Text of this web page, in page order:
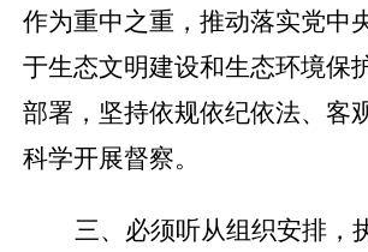
作为重中之重，推动落实党中
于生态文明建设和生态环境保
部署，坚持依规依纪依法、客
科学开展督察。
三、必须听从组织安排，